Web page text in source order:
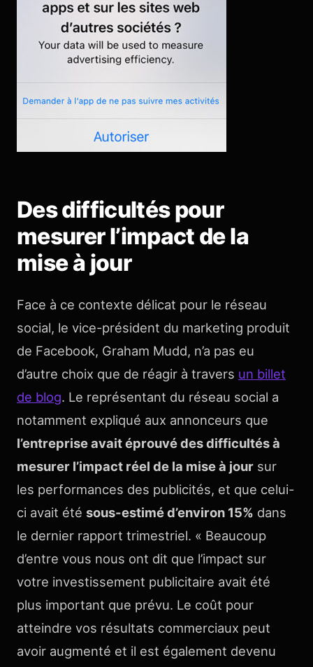
Des difficultés pour
mesurer l’impact de la
mise à jour
Face à ce contexte délicat pour le réseau
social, le vice-président du marketing produit
de Facebook, Graham Mudd, n’a pas eu
d’autre choix que de réagir à travers un billet
de blog. Le représentant du réseau social a
notamment expliqué aux annonceurs que
l’entreprise avait éprouvé des difficultés à
mesurer l’impact réel de la mise à jour sur
les performances des publicités, et que celui-
ci avait été sous-estimé d’environ 15% dans
le dernier rapport trimestriel. « Beaucoup
d’entre vous nous ont dit que l’impact sur
votre investissement publicitaire avait été
plus important que prévu. Le coût pour
atteindre vos résultats commerciaux peut
avoir augmenté et il est également devenu